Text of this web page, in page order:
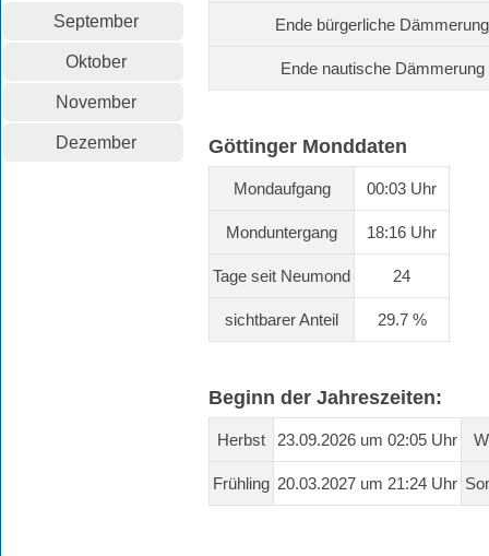
September
Oktober
November
Dezember
Ende bürgerliche Dämmerung
Ende nautische Dämmerung
Göttinger Monddaten
Mondaufgang 00:03 Uhr
Monduntergang 18:16 Uhr
Tage seit Neumond 24
sichtbarer Anteil 29.7 %
Beginn der Jahreszeiten:
Herbst 23.09.2026 um 02:05 Uhr
Frühling 20.03.2027 um 21:24 Uhr